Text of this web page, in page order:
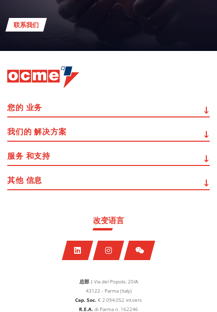
联系我们
总部： Via del Popolo, 20/A
43122 - Parma (Italy)
Cap. Soc. € 2.094.052 int.vers
R.E.A. di Parma n. 162246
改变语言
您的 业务
我们的 解决方案
服务 和支持
其他 信息